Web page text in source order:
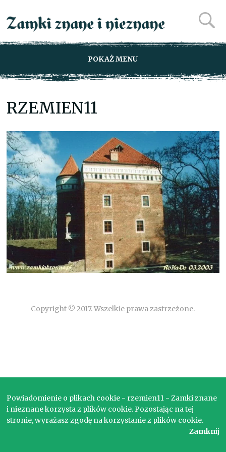
POKAŻ MENU
RZEMIEN11
Copyright © 2017. Wszelkie prawa zastrzeżone.
Powiadomienie o plikach cookie - rzemien11 - Zamki znane
i nieznane korzysta z plików cookie. Pozostając na tej
stronie, wyrażasz zgodę na korzystanie z plików cookie.
Zamknij